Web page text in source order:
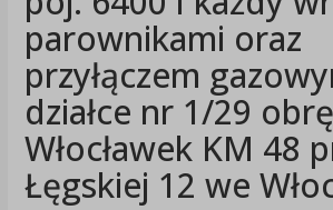
parownikami oraz
przyłączem
działce nr 1/29
Włocławek KM 48
Łęgskiej 12 we